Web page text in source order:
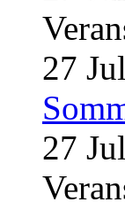
27
27